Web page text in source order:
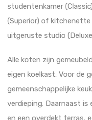
studentenkamer
(Superior) of kitchenette
uitgeruste studio
Alle koten zijn
eigen koelkast. Voor de
gemeenschappelijke
verdieping. Daarnaast